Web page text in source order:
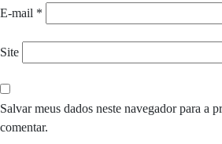
E-mail *
Site
Salvar meus dados neste navegador para a
comentar.